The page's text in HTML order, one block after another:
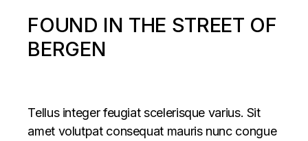
FOUND IN THE STREET OF
BERGEN
Tellus integer feugiat scelerisque varius. Sit
amet volutpat consequat mauris nunc congue